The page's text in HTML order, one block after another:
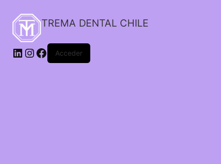
TREMA DENTAL CHILE
Acceder